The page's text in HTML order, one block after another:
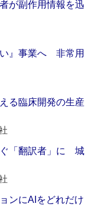
が副作用情報を迅
い』事業へ 非常用
る臨床開発の生産
ぐ「翻訳者」に 城
ンにAIをどれだけ